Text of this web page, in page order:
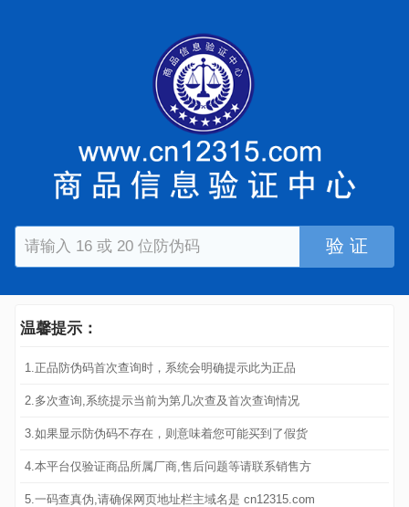
验 证
温馨提示：
1.正品防伪码首次查询时，系统会明确提示此为正品
2.多次查询,系统提示当前为第几次查及首次查询情况
3.如果显示防伪码不存在，则意味着您可能买到了假货
4.本平台仅验证商品所属厂商,售后问题等请联系销售方
5.一码查真伪,请确保网页地址栏主域名是 cn12315.com